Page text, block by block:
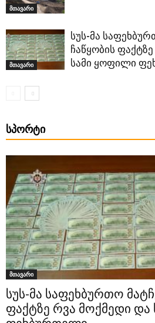
მთავარი
მთავარი
სუს-მა
ჩაწყობის
სამი ყოფილი
ᲡᲞᲝᲠᲢᲘ
მთავარი
სუს-მა საფეხბურთო
ფაქტზე რვა მოქმედი